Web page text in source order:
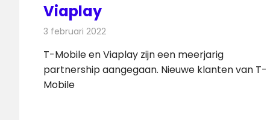
Viaplay
3 februari 2022
T-Mobile en Viaplay zijn een meerjarig
partnership aangegaan. Nieuwe klanten van T-
Mobile